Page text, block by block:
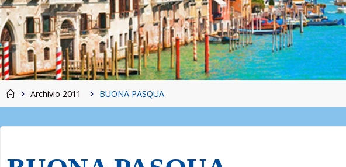
HomeArchivio 2011 BUONA PASQUA